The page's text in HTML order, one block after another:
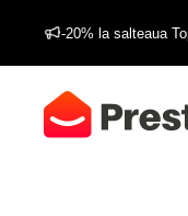
-20% la salteaua
Prestige
Home